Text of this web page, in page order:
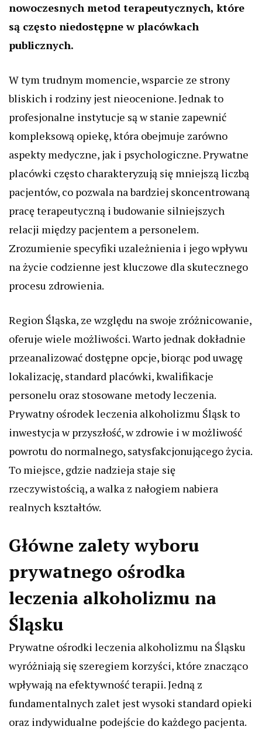
nowoczesnych metod terapeutycznych, które
są często niedostępne w placówkach
publicznych.
W tym trudnym momencie, wsparcie ze strony
bliskich i rodziny jest nieocenione. Jednak to
profesjonalne instytucje są w stanie zapewnić
kompleksową opiekę, która obejmuje zarówno
aspekty medyczne, jak i psychologiczne. Prywatne
placówki często charakteryzują się mniejszą liczbą
pacjentów, co pozwala na bardziej skoncentrowaną
pracę terapeutyczną i budowanie silniejszych
relacji między pacjentem a personelem.
Zrozumienie specyfiki uzależnienia i jego wpływu
na życie codzienne jest kluczowe dla skutecznego
procesu zdrowienia.
Region Śląska, ze względu na swoje zróżnicowanie,
oferuje wiele możliwości. Warto jednak dokładnie
przeanalizować dostępne opcje, biorąc pod uwagę
lokalizację, standard placówki, kwalifikacje
personelu oraz stosowane metody leczenia.
Prywatny ośrodek leczenia alkoholizmu Śląsk to
inwestycja w przyszłość, w zdrowie i w możliwość
powrotu do normalnego, satysfakcjonującego życia.
To miejsce, gdzie nadzieja staje się
rzeczywistością, a walka z nałogiem nabiera
realnych kształtów.
Główne zalety wyboru
prywatnego ośrodka
leczenia alkoholizmu na
Śląsku
Prywatne ośrodki leczenia alkoholizmu na Śląsku
wyróżniają się szeregiem korzyści, które znacząco
wpływają na efektywność terapii. Jedną z
fundamentalnych zalet jest wysoki standard opieki
oraz indywidualne podejście do każdego pacjenta.